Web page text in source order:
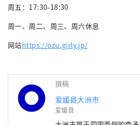
周五：17:30-18:30
周一、周二、周三、周六休息
网站https://ozu.girly.jp/
撰稿
爱媛县大洲市
爱媛县